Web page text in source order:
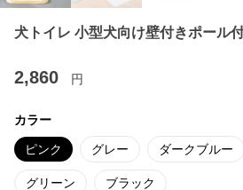
犬トイレ 小型犬向け壁付きポール
2,860 円
カラー
ピンク グレー ダークブルー
グリーン ブラック